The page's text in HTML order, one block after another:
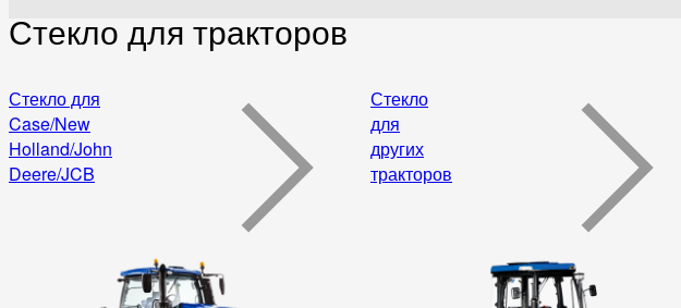
Стекло для тракторов
Стекло для
Case/New
Holland/John
Deere/JCB
Стекло
для
других
тракторов